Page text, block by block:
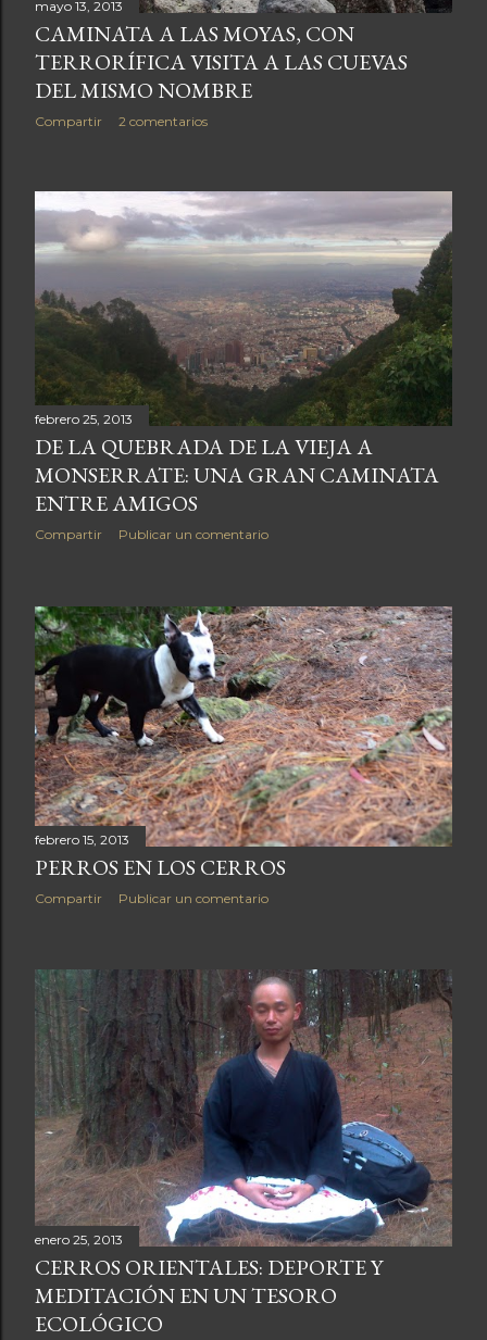
mayo 13, 2013
CAMINATA A LAS MOYAS, CON
TERRORÍFICA VISITA A LAS CUEVAS
DEL MISMO NOMBRE
Compartir 2 comentarios
febrero 25, 2013
DE LA QUEBRADA DE LA VIEJA A
MONSERRATE: UNA GRAN CAMINATA
ENTRE AMIGOS
Compartir Publicar un comentario
febrero 15, 2013
PERROS EN LOS CERROS
Compartir Publicar un comentario
enero 25, 2013
CERROS ORIENTALES: DEPORTE Y
MEDITACIÓN EN UN TESORO
ECOLÓGICO